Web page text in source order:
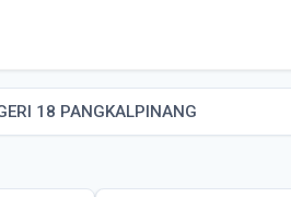
18 PANGKALPINANG